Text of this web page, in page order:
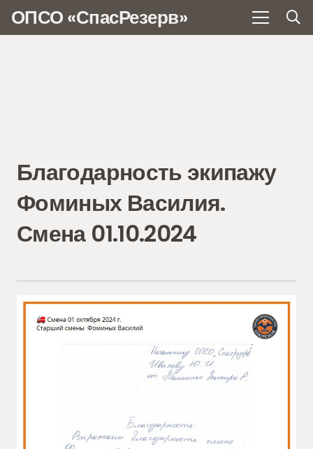
ОПСО «СпасРезерв»
Благодарность экипажу
Фоминых Василия.
Смена 01.10.2024